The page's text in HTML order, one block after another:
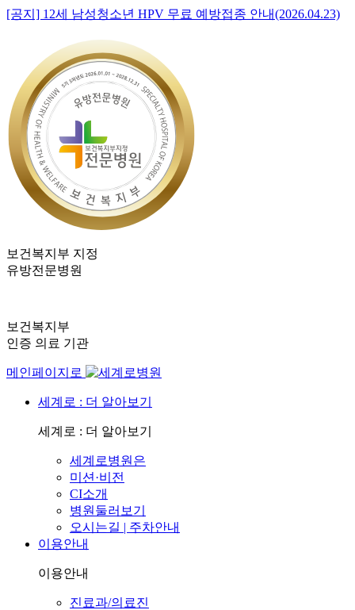
[공지] 12세 남성청소년 HPV 무료 예방접종 안내(2026.04.23)
보건복지부 지정
유방전문병원
보건복지부
인증 의료 기관
메인페이지로
세계로 : 더 알아보기
세계로 : 더 알아보기
세계로병원은
미션·비전
CI소개
병원둘러보기
오시는길 | 주차안내
이용안내
이용안내
진료과/의료진